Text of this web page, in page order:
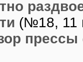
(№18, 11
прессы